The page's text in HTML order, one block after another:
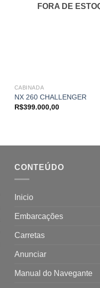
FORA DE
CABINADA
NX 260 CHALLENGER
R$399.000,00
CONTEÚDO
Inicio
Embarcações
Carretas
Anunciar
Manual do Navegante